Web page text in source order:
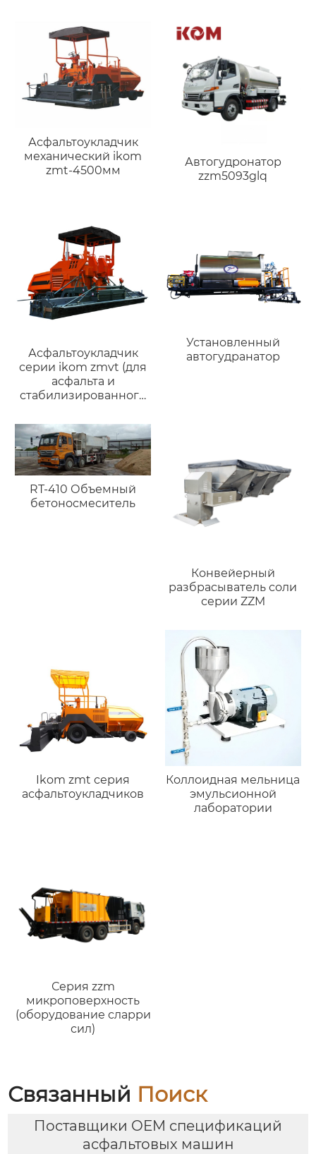
Асфальтоукладчик
механический ikom
zmt-4500мм
Автогудронатор
zzm5093glq
Асфальтоукладчик
серии ikom zmvt (для
асфальта и
стабилизированного
Установленный
автогудранатор
RT-410 Объемный
бетоносмеситель
Конвейерный
разбрасыватель соли
серии ZZM
Ikom zmt серия
асфальтоукладчиков
Коллоидная мельница
эмульсионной
лаборатории
Серия zzm
микроповерхность
(оборудование сларри
сил)
Связанный Поиск
Поставщики OEM спецификаций
асфальтовых машин